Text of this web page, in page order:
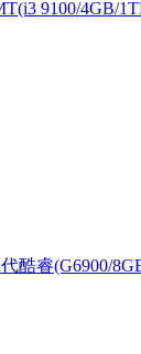
9100/4GB/
酷睿(G6900/